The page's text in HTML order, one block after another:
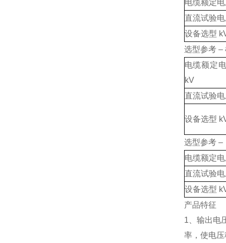
电缆额定
直流试验
设备选型
选型参考 –
电缆额定
kV
直流试验
设备选型
选型参考 –
电缆额定
直流试验
设备选型
产品特征
1、输出电
率，使电